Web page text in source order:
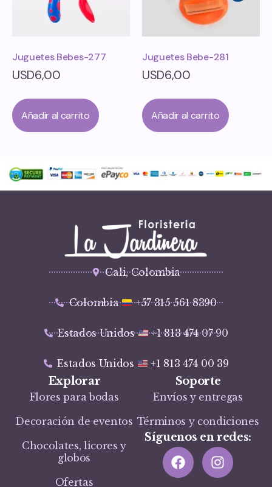
Juguetes Bebes-277
USD6,00
Añadir al carrito
Juguetes Bebe-281
USD6,00
Añadir al carrito
Cali, Colombia
Colombia +57 315 561 8390
Estados Unidos +1 813 474 07 90
Estados Unidos +1 813 474 00 39
Explorar
Flores para bodas
Decoración de eventos
Chocolates, licores y
globos
Ofertas
Soporte
Envíos y entregas
Términos y condiciones
Síguenos en redes: